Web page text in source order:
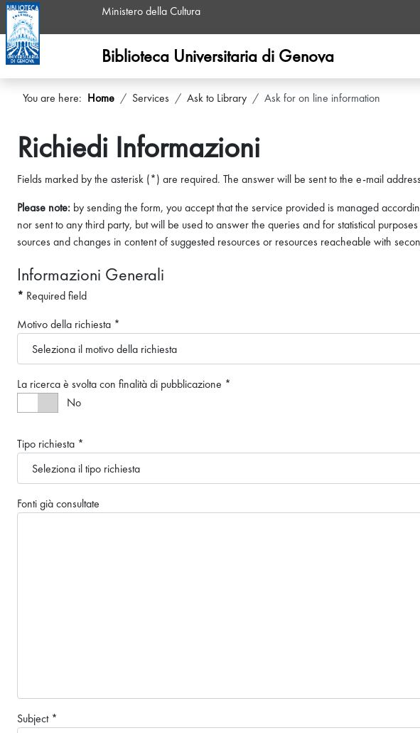
Ministero della Cultura
Biblioteca Universitaria di Genova
You are here: Home Services Ask to Library Ask for on line information
Richiedi Informazioni
Fields marked by the asterisk (*) are required. The answer will be sent to the e-mail
Please note: by sending the form, you accept that the service provided is managed
nor sent to any third party, but will be used to answer the queries and for statistical
sources and changes in content of suggested resources or resources reacheable with
Informazioni Generali
* Required field
Motivo della richiesta *
La ricerca è svolta con finalità di pubblicazione *
La ricerca è svolta con finalità di pubblicazione
No
Tipo richiesta *
Fonti già consultate
Subject*